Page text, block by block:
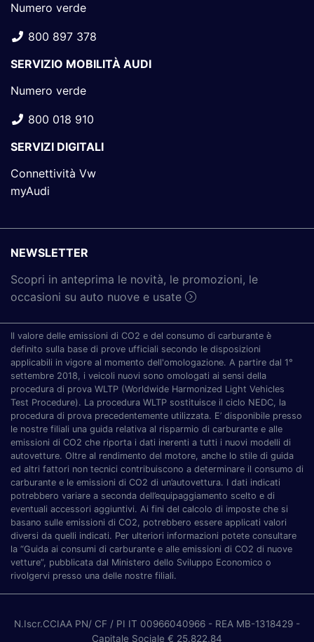
Numero verde
800 897 378
SERVIZIO MOBILITÀ AUDI
Numero verde
800 018 910
SERVIZI DIGITALI
Connettività Vw
myAudi
NEWSLETTER
Scopri in anteprima le novità, le promozioni, le
occasioni su auto nuove e usate
Il valore delle emissioni di CO2 e del consumo di carburante è
definito sulla base di prove ufficiali secondo le disposizioni
applicabili in vigore al momento dell'omologazione. A partire dal 1°
settembre 2018, i veicoli nuovi sono omologati ai sensi della
procedura di prova WLTP (Worldwide Harmonized Light Vehicles
Test Procedure). La procedura WLTP sostituisce il ciclo NEDC, la
procedura di prova precedentemente utilizzata. E’ disponibile presso
le nostre filiali una guida relativa al risparmio di carburante e alle
emissioni di CO2 che riporta i dati inerenti a tutti i nuovi modelli di
autovetture. Oltre al rendimento del motore, anche lo stile di guida
ed altri fattori non tecnici contribuiscono a determinare il consumo di
carburante e le emissioni di CO2 di un’autovettura. I dati indicati
potrebbero variare a seconda dell’equipaggiamento scelto e di
eventuali accessori aggiuntivi. Ai fini del calcolo di imposte che si
basano sulle emissioni di CO2, potrebbero essere applicati valori
diversi da quelli indicati. Per ulteriori informazioni potete consultare
la “Guida ai consumi di carburante e alle emissioni di CO2 di nuove
vetture”, pubblicata dal Ministero dello Sviluppo Economico o
rivolgervi presso una delle nostre filiali.
N.Iscr.CCIAA PN/ CF / PI IT 00966040966 - REA MB-1318429 -
Capitale Sociale € 25.822,84